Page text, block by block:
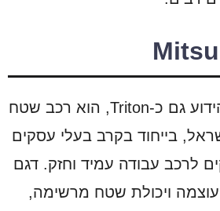
Mitsubishi L200, הידוע גם כ-Triton, הוא רכב שטח
בייחוד בקרב בעלי עסקים
לרכב עבודה עמיד וחזק. דגם
ויכולת שטח מרשימה,